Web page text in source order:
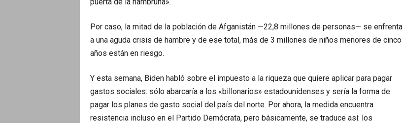
Por caso, la mitad de la población de Afganistán —22,8 millones de personas— se enfrenta
a una aguda crisis de hambre y de ese total, más de 3 millones de niños menores de cinco
años están en riesgo.
Y esta semana, Biden habló sobre el impuesto a la riqueza que quiere aplicar para pagar
gastos sociales: sólo abarcaría a los «billonarios» estadounidenses y sería la forma de
pagar los planes de gasto social del país del norte. Por ahora, la medida encuentra
resistencia incluso en el Partido Demócrata, pero básicamente, se traduce así: los